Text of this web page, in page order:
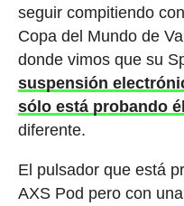
seguir compitiendo
Copa del Mundo de
donde vimos que su
suspensión
sólo está probando
diferente.
El pulsador que está
AXS Pod pero con